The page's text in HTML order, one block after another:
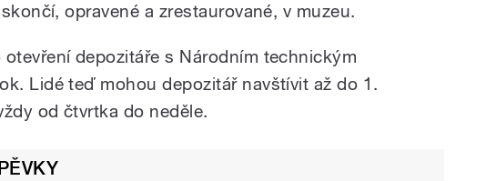
opravené a zrestaurované, v muzeu.
depozitáře s Národním technickým
Lidé teď mohou depozitář navštívit až do 1.
od čtvrtka do neděle.